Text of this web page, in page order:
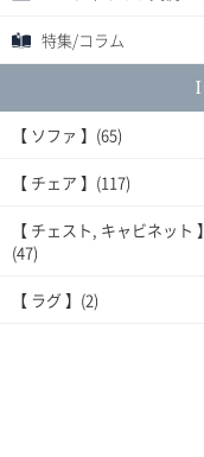
特集/コラム
【 ソファ 】(65)
【 チェア 】(117)
【 チェスト, キャビネット 】
(47)
【 ラグ 】(2)